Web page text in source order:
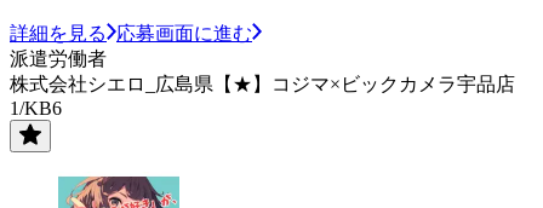
詳細を見る
応募画面に進む
派遣労働者
株式会社シエロ_広島県【★】コジマ×ビックカメラ宇品店
1/KB6